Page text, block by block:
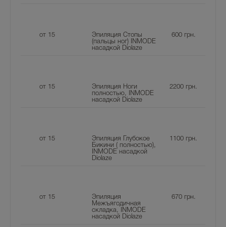
от 15
Эпиляция Стопы
(пальцы ног) INMODE
насадкой Diolaze
600грн.
от 15
Эпиляция Ноги
полностью, INMODE
насадкой Diolaze
2200 грн.
от 15
Эпиляция Глубокое
Бикини ( полностью),
INMODE насадкой
Diolaze
1100 грн.
от 15
Эпиляция
Межъягодичная
складка, INMODE
насадкой Diolaze
670грн.